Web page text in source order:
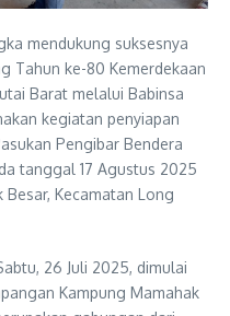
mendukung suksesnya
Tahun ke-80 Kemerdekaan
Barat melalui Babinsa
kegiatan penyiapan
Pengibar Bendera
tanggal 17 Agustus 2025
Kecamatan Long
26 Juli 2025, dimulai
Kampung Mamahak